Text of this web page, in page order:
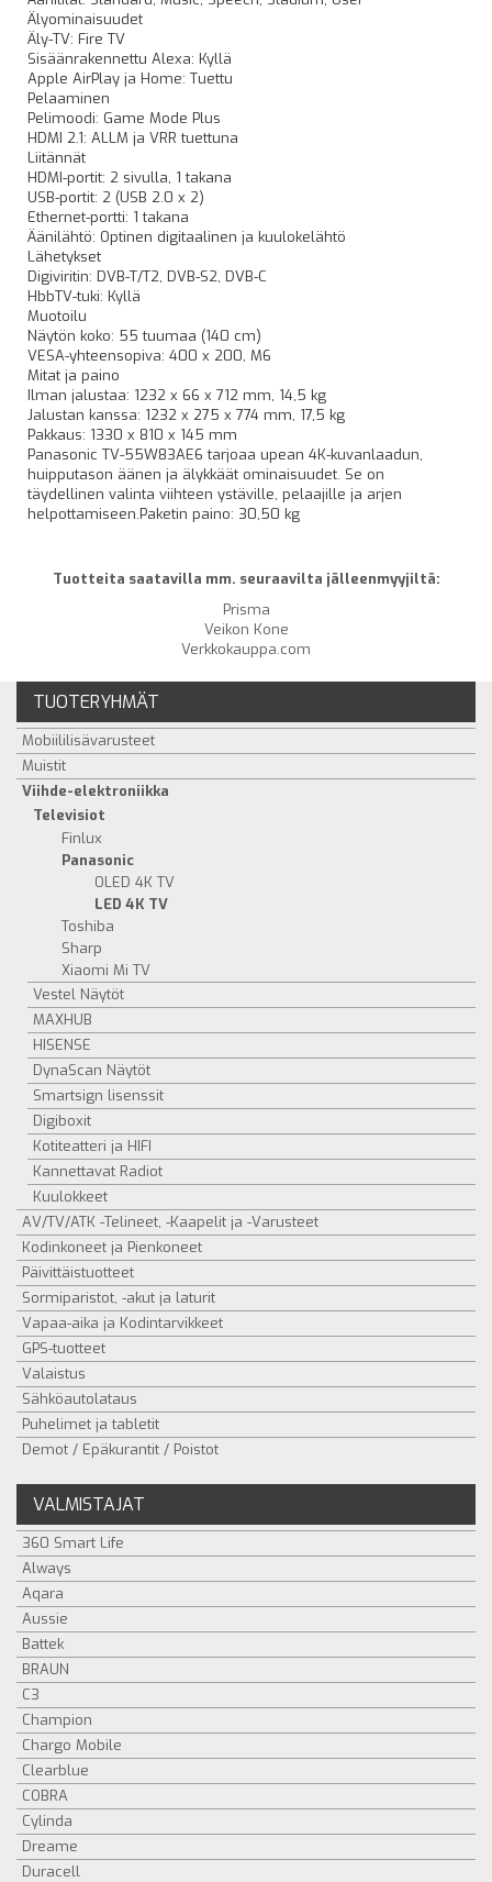
Älyominaisuudet
Äly-TV: Fire TV
Sisäänrakennettu Alexa: Kyllä
Apple AirPlay ja Home: Tuettu
Pelaaminen
Pelimoodi: Game Mode Plus
HDMI 2.1: ALLM ja VRR tuettuna
Liitännät
HDMI-portit: 2 sivulla, 1 takana
USB-portit: 2 (USB 2.0 x 2)
Ethernet-portti: 1 takana
Äänilähtö: Optinen digitaalinen ja kuulokelähtö
Lähetykset
Digiviritin: DVB-T/T2, DVB-S2, DVB-C
HbbTV-tuki: Kyllä
Muotoilu
Näytön koko: 55 tuumaa (140 cm)
VESA-yhteensopiva: 400 x 200, M6
Mitat ja paino
Ilman jalustaa: 1232 x 66 x 712 mm, 14,5 kg
Jalustan kanssa: 1232 x 275 x 774 mm, 17,5 kg
Pakkaus: 1330 x 810 x 145 mm
Panasonic TV-55W83AE6 tarjoaa upean 4K-kuvanlaadun,
huipputason äänen ja älykkäät ominaisuudet. Se on
täydellinen valinta viihteen ystäville, pelaajille ja arjen
helpottamiseen.Paketin paino: 30,50 kg
Tuotteita saatavilla mm. seuraavilta jälleenmyyjiltä:
Prisma
Veikon Kone
Verkkokauppa.com
TUOTERYHMÄT
Mobiililisävarusteet
Muistit
Viihde-elektroniikka
Televisiot
Finlux
Panasonic
OLED 4K TV
LED 4K TV
Toshiba
Sharp
Xiaomi Mi TV
Vestel Näytöt
MAXHUB
HISENSE
DynaScan Näytöt
Smartsign lisenssit
Digiboxit
Kotiteatteri ja HIFI
Kannettavat Radiot
Kuulokkeet
AV/TV/ATK -Telineet, -Kaapelit ja -Varusteet
Kodinkoneet ja Pienkoneet
Päivittäistuotteet
Sormiparistot, -akut ja laturit
Vapaa-aika ja Kodintarvikkeet
GPS-tuotteet
Valaistus
Sähköautolataus
Puhelimet ja tabletit
Demot / Epäkurantit / Poistot
VALMISTAJAT
360 Smart Life
Always
Aqara
Aussie
Battek
BRAUN
C3
Champion
Chargo Mobile
Clearblue
COBRA
Cylinda
Dreame
Duracell